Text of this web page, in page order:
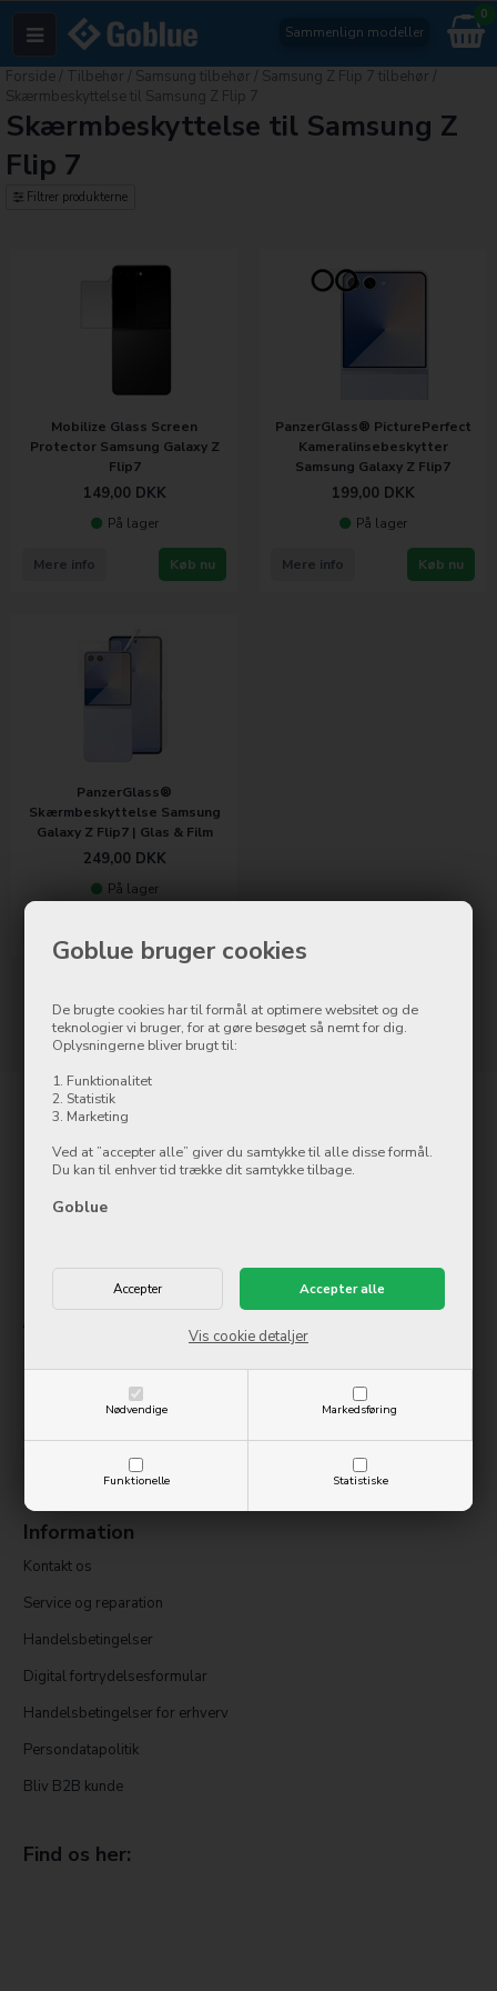
Goblue bruger cookies
De brugte cookies har til formål at optimere websitet og de
teknologier vi bruger, for at gøre besøget så nemt for dig.
Oplysningerne bliver brugt til:
1. Funktionalitet
2. Statistik
3. Marketing
Ved at ”accepter alle” giver du samtykke til alle disse formål.
Du kan til enhver tid trække dit samtykke tilbage.
Goblue
Nødvendige Markedsføring
Funktionelle Statistiske
Vis cookie detaljer
Sammenlign modeller
0
Forside Tilbehør Samsung tilbehør Samsung Z Flip 7 tilbehør
Skærmbeskyttelse til Samsung Z Flip 7
Skærmbeskyttelse til Samsung Z
Flip 7
Filtrer produkterne
Mobilize Glass Screen
Protector Samsung Galaxy Z
Flip7
149,00 DKK
På lager
Køb nu
Mere info
PanzerGlass® PicturePerfect
Kameralinsebeskytter
Samsung Galaxy Z Flip7
199,00 DKK
På lager
Køb nu
Mere info
PanzerGlass®
Skærmbeskyttelse Samsung
Galaxy Z Flip7 | Glas & Film
249,00 DKK
På lager
Side 1/1
Kontakt
Goblue.dk
7500 Holstebro
info@ollycom.dk
Åbningstider
Tirsdag
09:00-17:00
09:00-17:00
09:00-17:00
Fredag
09:00-17:00
10:00-14:00
Lukket
Information
Kontakt os
Service og reparation
Handelsbetingelser
Digital fortrydelsesformular
Handelsbetingelser for erhverv
Persondatapolitik
Bliv B2B kunde
Find os her: